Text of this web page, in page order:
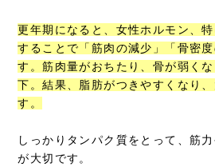
更年期になると、女性ホルモン、
することで「筋肉の減少」「骨密
す。筋肉量がおちたり、骨が弱く
下。結果、脂肪がつきやすくなり
す。
しっかりタンパク質をとって、筋
が大切です。